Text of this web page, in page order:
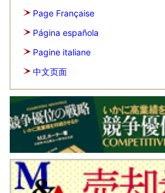
Page Française
Página española
Pagine italiane
中文页面